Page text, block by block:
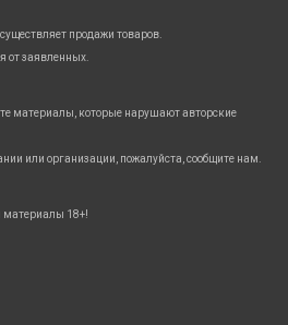
продажи товаров.
от заявленных.
материалы, которые нарушают авторские
или организации, пожалуйста, сообщите нам.
материалы 18+!